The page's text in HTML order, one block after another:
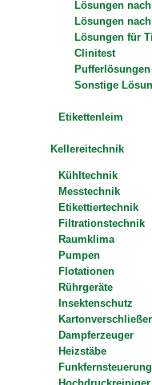
Lösungen
Lösungen
Lösungen für
Clinitest
Pufferlösungen
Sonstige
Etikettenleim
Kellereitechnik
Kühltechnik
Messtechnik
Etikettiertechnik
Filtrationstechnik
Raumklima
Pumpen
Flotationen
Rührgeräte
Insektenschutz
Kartonverschließer
Dampferzeuger
Heizstäbe
Funkfernsteuerung